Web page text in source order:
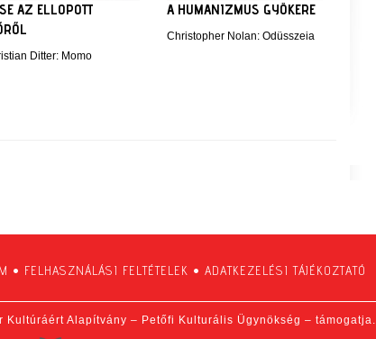
AZ ELLOPOTT
Ditter: Momo
A HUMANIZMUS GYÖKERE
Christopher Nolan: Odüsszeia
• FELHASZNÁLÁSI FELTÉTELEK • ADATKEZELÉSI TÁJÉKOZTATÓ
Alapítvány – Petőfi Kulturális Ügynökség – támogatja.